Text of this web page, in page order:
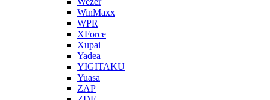
WinMaxx
WPR
XForce
Xupai
Yadea
YIGITAKU
Yuasa
ZAP